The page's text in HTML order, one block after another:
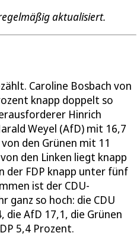
aktualisiert.
Caroline Bosbach von
knapp doppelt so
Hinrich
Weyel (AfD) mit 16,7
den Grünen mit 11
den Linken liegt knapp
der FDP knapp unter fünf
ist der CDU-
ganz so hoch: die CDU
die AfD 17,1, die Grünen
5,4 Prozent.